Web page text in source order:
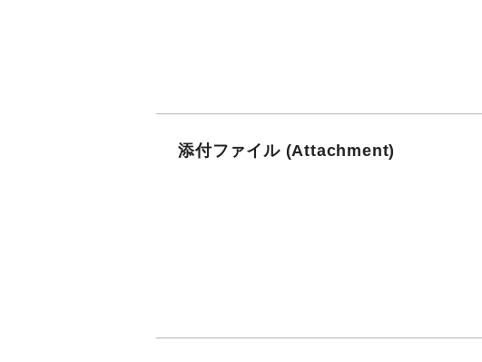
添付ファイル (Attachment)